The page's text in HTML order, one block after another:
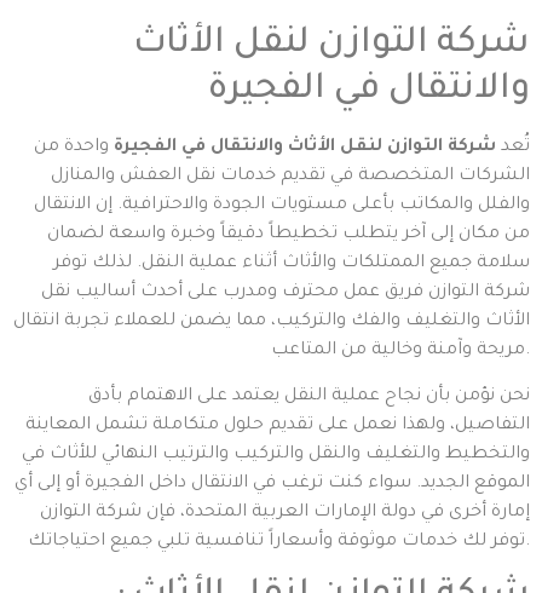
شركة التوازن لنقل الأثاث
والانتقال في الفجيرة
تُعد شركة التوازن لنقل الأثاث والانتقال في الفجيرة واحدة من
الشركات المتخصصة في تقديم خدمات نقل العفش والمنازل
والفلل والمكاتب بأعلى مستويات الجودة والاحترافية. إن الانتقال
من مكان إلى آخر يتطلب تخطيطاً دقيقاً وخبرة واسعة لضمان
سلامة جميع الممتلكات والأثاث أثناء عملية النقل. لذلك توفر
شركة التوازن فريق عمل محترف ومدرب على أحدث أساليب نقل
الأثاث والتغليف والفك والتركيب، مما يضمن للعملاء تجربة انتقال
مريحة وآمنة وخالية من المتاعب.
نحن نؤمن بأن نجاح عملية النقل يعتمد على الاهتمام بأدق
التفاصيل، ولهذا نعمل على تقديم حلول متكاملة تشمل المعاينة
والتخطيط والتغليف والنقل والتركيب والترتيب النهائي للأثاث في
الموقع الجديد. سواء كنت ترغب في الانتقال داخل الفجيرة أو إلى أي
إمارة أخرى في دولة الإمارات العربية المتحدة، فإن شركة التوازن
توفر لك خدمات موثوقة وأسعاراً تنافسية تلبي جميع احتياجاتك.